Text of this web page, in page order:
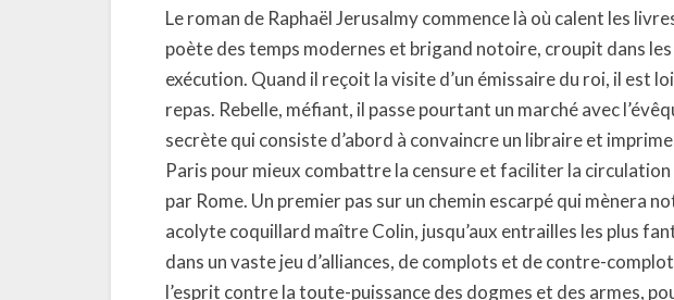
Le roman de Raphaël Jerusalmy commence là où calent les
poète des temps modernes et brigand notoire, croupit dans
exécution. Quand il reçoit la visite d’un émissaire du roi, il est
repas. Rebelle, méfiant, il passe pourtant un marché avec
secrète qui consiste d’abord à convaincre un libraire et
Paris pour mieux combattre la censure et faciliter la
par Rome. Un premier pas sur un chemin escarpé qui mènera
acolyte coquillard maître Colin, jusqu’aux entrailles les plus
dans un vaste jeu d’alliances, de complots et de contre-
l’esprit contre la toute-puissance des dogmes et des armes,